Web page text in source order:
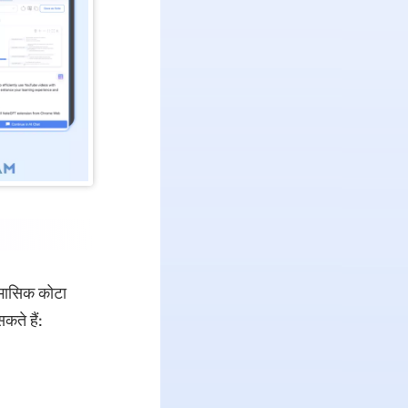
कोटा
हैं: